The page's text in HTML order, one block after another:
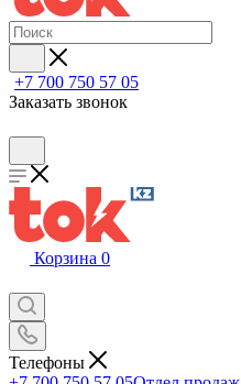
+7 700 750 57 05
Заказать звонок
Корзина 0
Телефоны